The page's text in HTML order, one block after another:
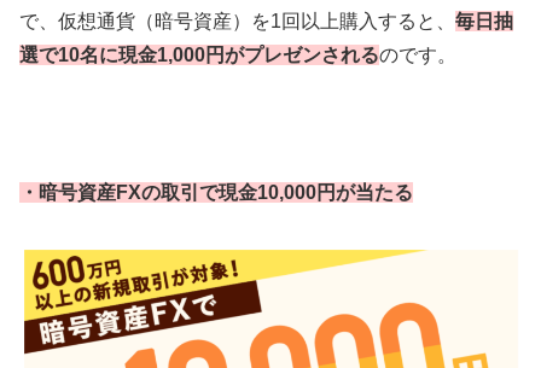
で、仮想通貨（暗号資産）を1回以上購入すると、 毎日抽
選で10名に現金1,000円がプレゼンされるのです。
・暗号資産FXの取引で現金10,000円が当たる